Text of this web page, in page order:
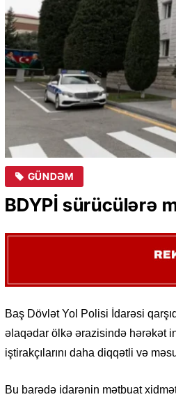
GÜNDƏM
BDYPİ sürücülərə
Baş Dövlət Yol Polisi İdarəsi
əlaqədar ölkə ərazisində hərəkət
iştirakçılarını daha diqqətli və
Bu barədə idarənin mətbuat